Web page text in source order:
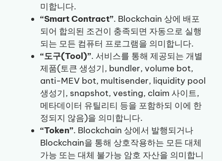
미합니다.
“Smart Contract”. Blockchain 상에 배포
되어 합의된 조건이 충족되면 자동으로 실행
되는 모든 컴퓨터 프로그램을 의미합니다.
“도구(Tool)”. 서비스를 통해 제공되는 개별
제품(토큰 생성기, bundler, volume bot,
anti-MEV bot, multisender, liquidity pool
생성기, snapshot, vesting, claim 사이트,
메타데이터 유틸리티 등을 포함하되 이에 한
정되지 않음)을 의미합니다.
“Token”. Blockchain 상에서 발행되거나
Blockchain을 통해 상호작용하는 모든 대체
가능 또는 대체 불가능 암호 자산을 의미합니